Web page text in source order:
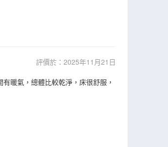
評價於：2025年11月21日
暖氣，總體比較乾淨，床很舒服，